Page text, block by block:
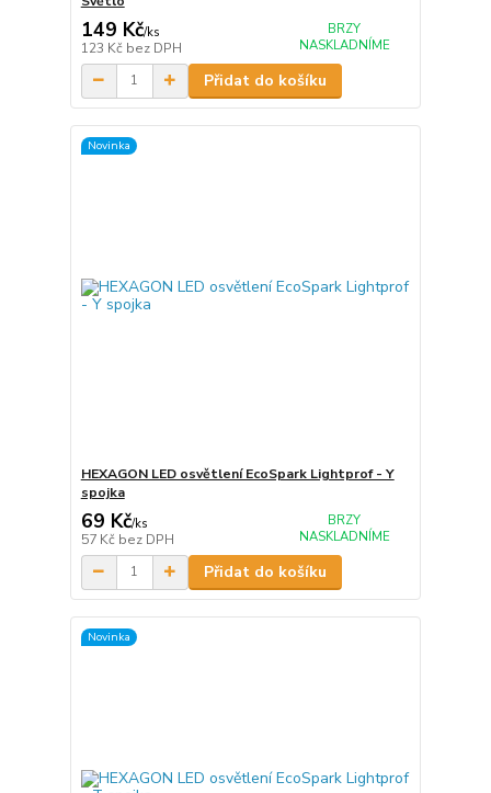
149 Kč/ks
123 Kč bez DPH
BRZY
NASKLADNÍME
Přidat do košíku
Novinka
HEXAGON LED osvětlení EcoSpark Lightprof - Y
spojka
69 Kč/ks
57 Kč bez DPH
BRZY
NASKLADNÍME
Přidat do košíku
Novinka